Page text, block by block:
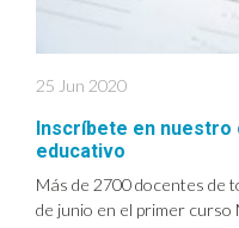
25 Jun 2020
Inscríbete en
educativo
Más de 2700 docentes de
de junio en el primer curso